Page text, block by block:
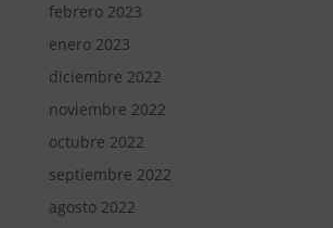
febrero 2023
enero 2023
diciembre 2022
noviembre 2022
octubre 2022
septiembre 2022
agosto 2022